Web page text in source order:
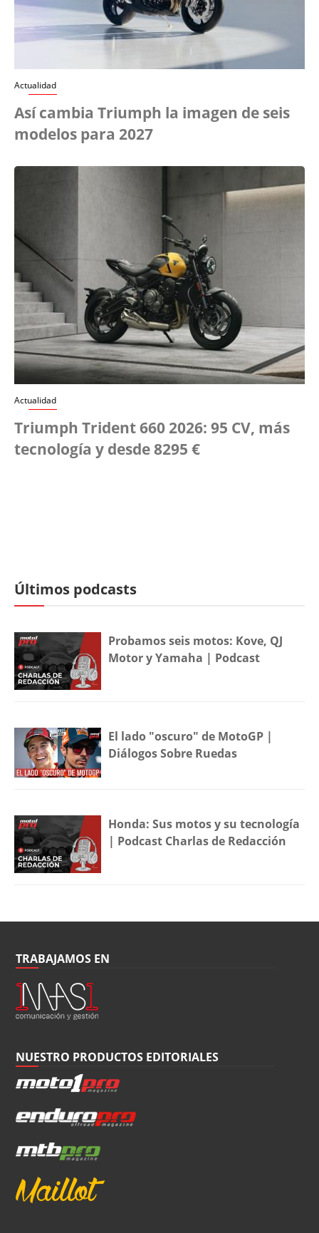
Actualidad
Así cambia Triumph la imagen de seis
modelos para 2027
Actualidad
Triumph Trident 660 2026: 95 CV, más
tecnología y desde 8295 €
Últimos podcasts
Probamos seis motos: Kove, QJ
Motor y Yamaha | Podcast
El lado "oscuro" de MotoGP |
Diálogos Sobre Ruedas
Honda: Sus motos y su tecnología
| Podcast Charlas de Redacción
TRABAJAMOS EN
NUESTRO PRODUCTOS EDITORIALES